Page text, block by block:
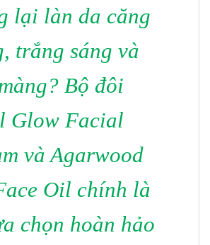
lại làn da căng
trắng sáng và
Bộ đôi
Glow Facial
và Agarwood
Oil chính là
chọn hoàn hảo